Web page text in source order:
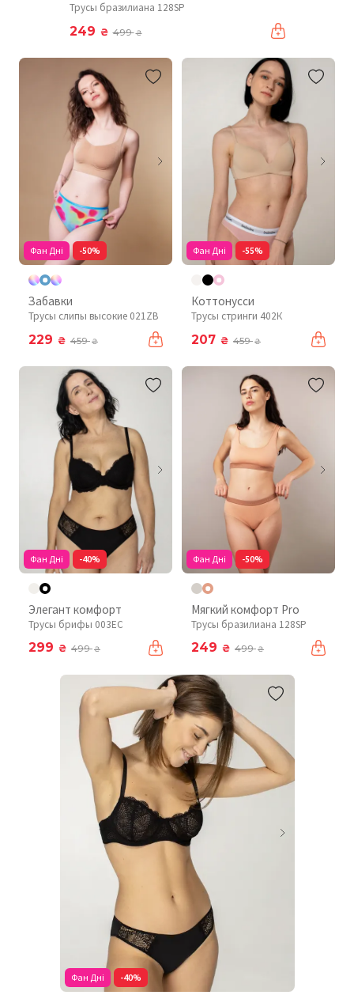
Трусы бразилиана 128SP
249 ₴ 499₴
Фан Дні -50%
Забавки
Трусы слипы высокие 021ZB
229 ₴ 459₴
Фан Дні -55%
Коттонусси
Трусы стринги 402К
207 ₴ 459₴
Фан Дні -40%
Элегант комфорт
Трусы брифы 003EC
299 ₴ 499₴
Фан Дні -50%
Мягкий комфорт Pro
Трусы бразилиана 128SP
249 ₴ 499₴
Фан Дні -40%